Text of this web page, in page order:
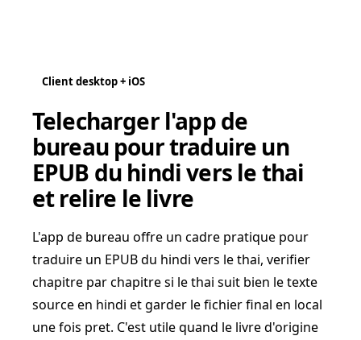
Client desktop + iOS
Telecharger l'app de
bureau pour traduire un
EPUB du hindi vers le thai
et relire le livre
L'app de bureau offre un cadre pratique pour
traduire un EPUB du hindi vers le thai, verifier
chapitre par chapitre si le thai suit bien le texte
source en hindi et garder le fichier final en local
une fois pret. C'est utile quand le livre d'origine